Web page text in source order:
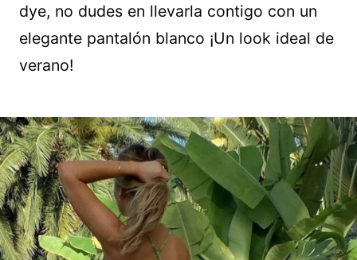
dye, no dudes en llevarla contigo con un
elegante pantalón blanco ¡Un look ideal de
verano!